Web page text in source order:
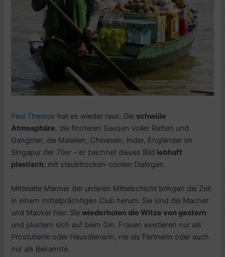
Paul Theroux hat es wieder raus: Die schwüle
Atmosphäre, die finsteren Gassen voller Ratten und
Gangster, die Malaiien, Chinesen, Inder, Engländer im
Singapur der 70er – er zeichnet dieses Bild lebhaft
plastisch, mit staubtrocken-coolen Dialogen.
Mittelalte Männer der unteren Mittelschicht bringen die Zeit
in einem mittelprächtigen Club herum. Sie sind die Macher
und Macker hier: Siewiederholen die Witze von gestern
und plustern sich auf beim Gin. Frauen existieren nur als
Prostutierte oder Hausdienerin, nie als Partnerin oder auch
nur als Bekannte.